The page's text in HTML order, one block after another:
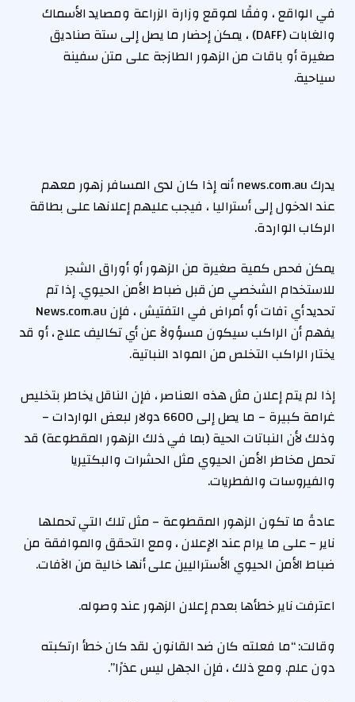
في الواقع ، وفقًا لموقع وزارة الزراعة ومصايد الأسماك
والغابات (DAFF) ، يمكن إحضار ما يصل إلى ستة صناديق
صغيرة أو باقات من الزهور الطازجة على متن سفينة
سياحية.
يدرك news.com.au أنه إذا كان لدى المسافر زهور معهم
عند الدخول إلى أستراليا ، فيجب عليهم إعلانها على بطاقة
الركاب الواردة.
يمكن فحص كمية صغيرة من الزهور أو أوراق الشجر
للاستخدام الشخصي من قبل ضباط الأمن الحيوي. إذا تم
تحديد أي آفات أو أمراض في التفتيش ، فإن News.com.au
يفهم أن الراكب سيكون مسؤولاً عن أي تكاليف علاج ، أو قد
يختار الراكب التخلص من المواد النباتية.
إذا لم يتم إعلان مثل هذه العناصر ، فإن الناقل يخاطر بتخليص
غرامة كبيرة – ما يصل إلى 6600 دولار لبعض الواردات –
وذلك لأن النباتات الحية (بما في ذلك الزهور المقطوعة) قد
تحمل مخاطر الأمن الحيوي مثل الحشرات والبكتيريا
والفيروسات والفطريات.
عادةً ما تكون الزهور المقطوعة – مثل تلك التي تحملها
ناير – على ما يرام عند الإعلان ، ومع التحقق والموافقة من
ضباط الأمن الحيوي الأستراليين على أنها خالية من الآفات.
اعترفت ناير خطأها بعدم إعلان الزهور عند وصوله.
وقالت: “ما فعلته كان ضد القانون. لقد كان خطأ ارتكبته
دون علم. ومع ذلك ، فإن الجهل ليس عذرًا”.